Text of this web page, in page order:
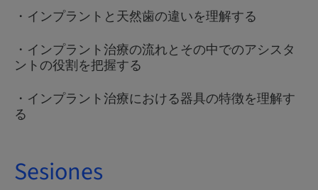
・インプラントと天然歯の違いを理解する
・インプラント治療の流れとその中でのアシスタ
ントの役割を把握する
・インプラント治療における器具の特徴を理解す
る
Sesiones